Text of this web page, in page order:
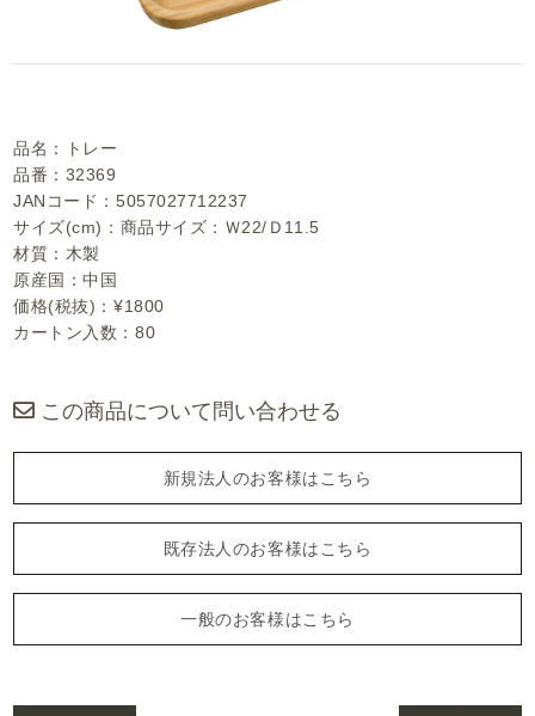
品名：トレー
品番：32369
JANコード：5057027712237
サイズ(cm)：商品サイズ：Ｗ22/Ｄ11.5
材質：木製
原産国：中国
価格(税抜)：¥1800
カートン入数：80
この商品について問い合わせる
新規法人のお客様はこちら
既存法人のお客様はこちら
一般のお客様はこちら